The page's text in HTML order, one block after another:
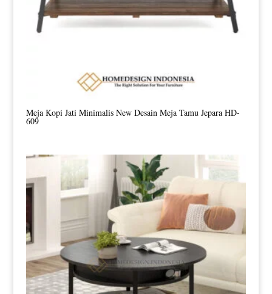
Meja Kopi Jati Minimalis New Desain Meja Tamu Jepara HD-
609